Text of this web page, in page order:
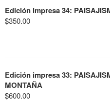
Edición impresa 34:
$350.00
Edición impresa 33:
MONTAÑA
$600.00